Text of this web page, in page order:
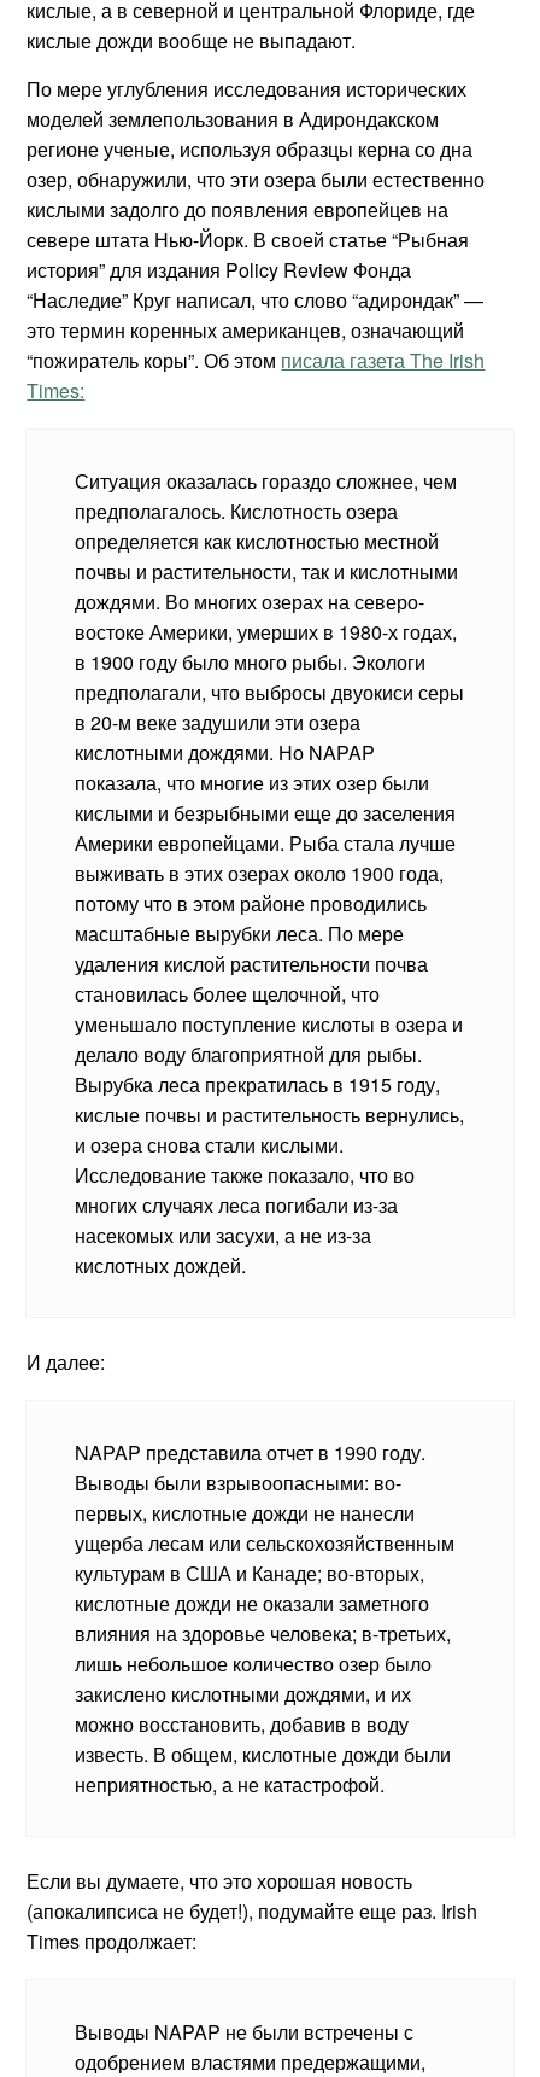
кислые, а в северной и центральной Флориде, где
кислые дожди вообще не выпадают.
По мере углубления исследования исторических
моделей землепользования в Адирондакском
регионе ученые, используя образцы керна со дна
озер, обнаружили, что эти озера были естественно
кислыми задолго до появления европейцев на
севере штата Нью-Йорк. В своей статье “Рыбная
история” для издания Policy Review Фонда
“Наследие” Круг написал, что слово “адирондак” —
это термин коренных американцев, означающий
“пожиратель коры”. Об этом писала газета The Irish
Times:
Ситуация оказалась гораздо сложнее, чем
предполагалось. Кислотность озера
определяется как кислотностью местной
почвы и растительности, так и кислотными
дождями. Во многих озерах на северо-
востоке Америки, умерших в 1980-х годах,
в 1900 году было много рыбы. Экологи
предполагали, что выбросы двуокиси серы
в 20-м веке задушили эти озера
кислотными дождями. Но NAPAP
показала, что многие из этих озер были
кислыми и безрыбными еще до заселения
Америки европейцами. Рыба стала лучше
выживать в этих озерах около 1900 года,
потому что в этом районе проводились
масштабные вырубки леса. По мере
удаления кислой растительности почва
становилась более щелочной, что
уменьшало поступление кислоты в озера и
делало воду благоприятной для рыбы.
Вырубка леса прекратилась в 1915 году,
кислые почвы и растительность вернулись,
и озера снова стали кислыми.
Исследование также показало, что во
многих случаях леса погибали из-за
насекомых или засухи, а не из-за
кислотных дождей.
И далее:
NAPAP представила отчет в 1990 году.
Выводы были взрывоопасными: во-
первых, кислотные дожди не нанесли
ущерба лесам или сельскохозяйственным
культурам в США и Канаде; во-вторых,
кислотные дожди не оказали заметного
влияния на здоровье человека; в-третьих,
лишь небольшое количество озер было
закислено кислотными дождями, и их
можно восстановить, добавив в воду
известь. В общем, кислотные дожди были
неприятностью, а не катастрофой.
Если вы думаете, что это хорошая новость
(апокалипсиса не будет!), подумайте еще раз. Irish
Times продолжает:
Выводы NAPAP не были встречены с
одобрением властями предержащими,